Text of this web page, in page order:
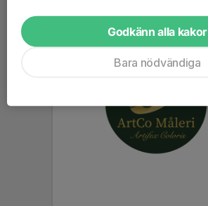
Godkänn alla kakor
Bara nödvändiga